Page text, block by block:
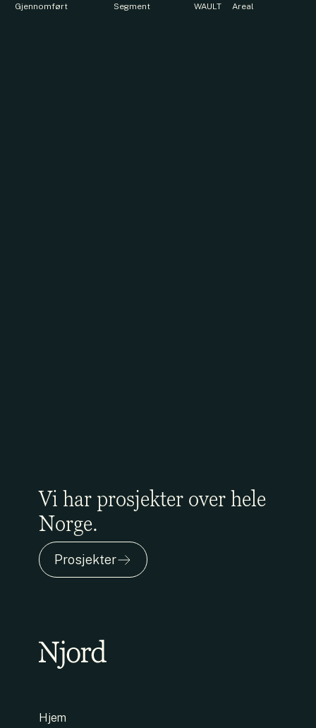
Gjennomført Segment WAULT Areal
Vi har prosjekter over hele
Norge.
Prosjekter
Hjem